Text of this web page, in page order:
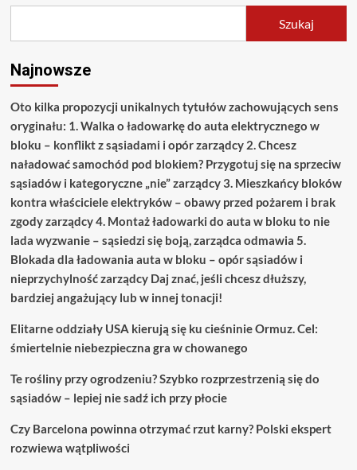
Szukaj
Najnowsze
Oto kilka propozycji unikalnych tytułów zachowujących sens
oryginału: 1. Walka o ładowarkę do auta elektrycznego w
bloku – konflikt z sąsiadami i opór zarządcy 2. Chcesz
naładować samochód pod blokiem? Przygotuj się na sprzeciw
sąsiadów i kategoryczne „nie” zarządcy 3. Mieszkańcy bloków
kontra właściciele elektryków – obawy przed pożarem i brak
zgody zarządcy 4. Montaż ładowarki do auta w bloku to nie
lada wyzwanie – sąsiedzi się boją, zarządca odmawia 5.
Blokada dla ładowania auta w bloku – opór sąsiadów i
nieprzychylność zarządcy Daj znać, jeśli chcesz dłuższy,
bardziej angażujący lub w innej tonacji!
Elitarne oddziały USA kierują się ku cieśninie Ormuz. Cel:
śmiertelnie niebezpieczna gra w chowanego
Te rośliny przy ogrodzeniu? Szybko rozprzestrzenią się do
sąsiadów – lepiej nie sadź ich przy płocie
Czy Barcelona powinna otrzymać rzut karny? Polski ekspert
rozwiewa wątpliwości